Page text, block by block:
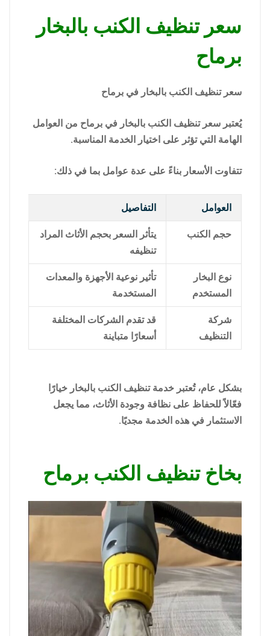
سعر تنظيف الكنب بالبخار
برماح
سعر تنظيف الكنب بالبخار في برماح
يُعتبر سعر تنظيف الكنب بالبخار في برماح من العوامل
الهامة التي تؤثر على اختيار الخدمة المناسبة.
تتفاوت الأسعار بناءً على عدة عوامل بما في ذلك:
العوامل التفاصيل
حجم الكنب
يتأثر السعر بحجم الأثاث المراد
تنظيفه
نوع البخار
المستخدم
تأثير نوعية الأجهزة والمعدات
المستخدمة
شركة
التنظيف
قد تقدم الشركات المختلفة
أسعارًا متباينة
بشكل عام، تُعتبر خدمة تنظيف الكنب بالبخار خيارًا
فعّالاً للحفاظ على نظافة وجودة الأثاث، مما يجعل
الاستثمار في هذه الخدمة مجديًا.
بخاخ تنظيف الكنب برماح